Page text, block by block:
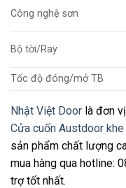
Công nghệ sơn
Bộ tời/Ray
Tốc độ đóng/mở TB
Nhật Việt Door là đơn
Cửa cuốn Austdoor
sản phẩm chất lượng
mua hàng qua hotline:
trợ tốt nhất.